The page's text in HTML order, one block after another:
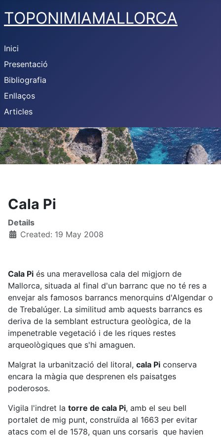
TOPONIMIAMALLORCA
Inici
Presentació
Bibliografia
Enllaços
Articles
Cala Pi
Details
Created: 19 May 2008
Cala Pi és una meravellosa cala del migjorn de
Mallorca, situada al final d'un barranc que no té res a
envejar als famosos barrancs menorquins d'Algendar o
de Trebalúger. La similitud amb aquests barrancs es
deriva de la semblant estructura geològica, de la
impenetrable vegetació i de les riques restes
arqueològiques que s'hi amaguen.
Malgrat la urbanització del litoral, cala Pi conserva
encara la màgia que desprenen els paisatges
poderosos.
Vigila l'indret la torre de cala Pi, amb el seu bell
portalet de mig punt, construïda al 1663 per evitar
atacs com el de 1578, quan uns corsaris que havien